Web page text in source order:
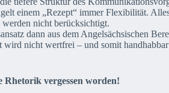
einem „Rezept“ immer Flexibilität.
nicht berücksichtigt.
dann aus dem Angelsächsischen
nicht wertfrei – und somit handhabbar
vergessen worden!